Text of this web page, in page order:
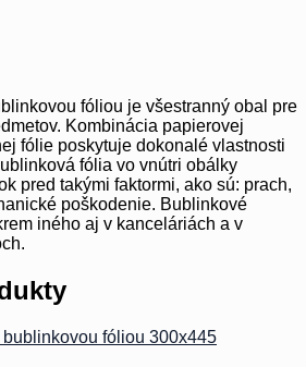
fóliou je všestranný obal pre
Kombinácia papierovej
fólie poskytuje dokonalé vlastnosti
fólia vo vnútri obálky
pred takými faktormi, ako sú: prach,
poškodenie. Bublinkové
iného aj v kanceláriách a v